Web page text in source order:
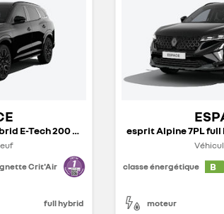
esprit Alpine 7PL full hybrid E-Tech 200 ch - 26
Crit'Air
full hybrid
classe énergétique
B
moteur